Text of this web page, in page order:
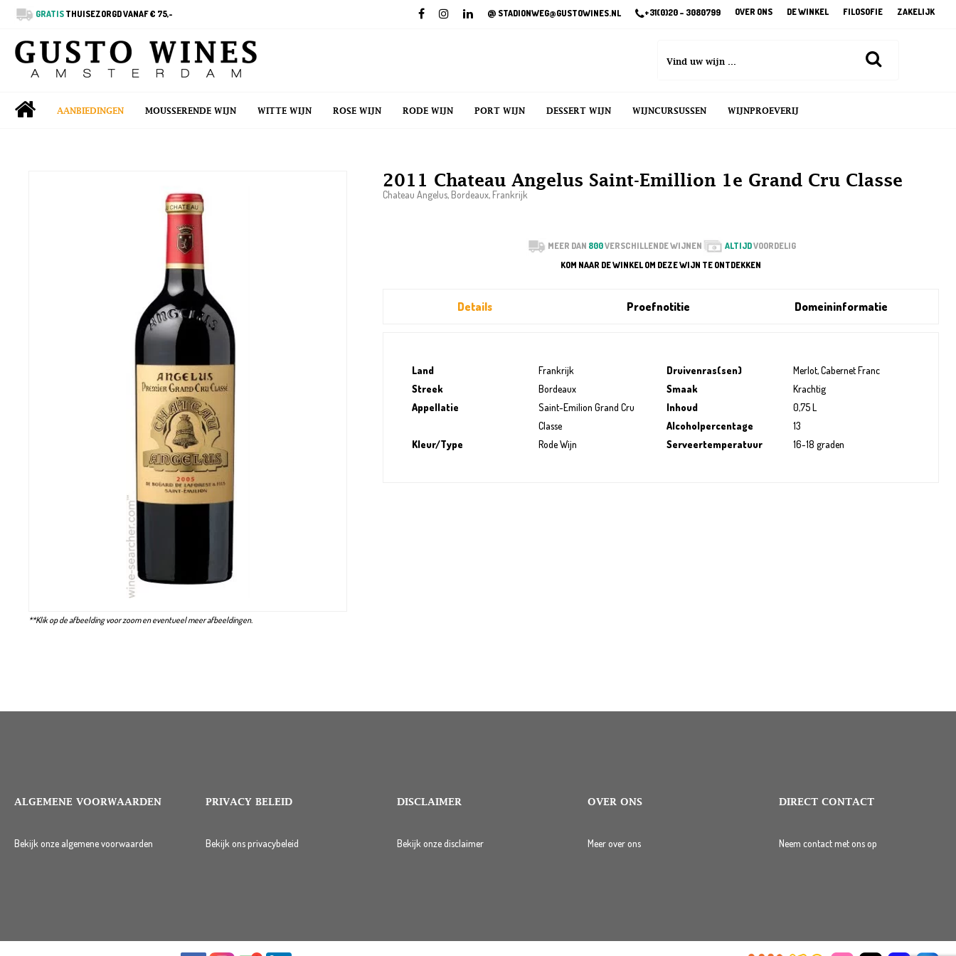
@ STADIONWEG@GUSTOWINES.NL +31(0)20 – 3080799 OVER ONS DE WINKEL FILOSOFIE ZAKELIJK
GRATIS THUISEZORGD VANAF € 75,-
AANBIEDINGEN MOUSSERENDE WIJN WITTE WIJN ROSE WIJN RODE WIJN PORT WIJN DESSERT WIJN WIJNCURSUSSEN WIJNPROEVERIJ
**Klik op de afbeelding voor zoom en eventueel meer afbeeldingen.
2011 Chateau Angelus Saint-Emillion 1e Grand Cru Classe
Chateau Angelus, Bordeaux, Frankrijk
MEER DAN 800VERSCHILLENDE WIJNEN ALTIJDVOORDELIG
KOM NAAR DE WINKEL OM DEZE WIJN TE ONTDEKKEN
Details Proefnotitie Domeininformatie
Land
Frankrijk
Streek
Bordeaux
Appellatie
Saint-Emilion Grand Cru
Classe
Kleur/Type
Rode Wijn
Druivenras(sen)
Merlot, Cabernet Franc
Smaak
Krachtig
Inhoud
0,75 L
Alcoholpercentage
13
Serveertemperatuur
16-18 graden
ALGEMENE VOORWAARDEN
Bekijk onze algemene voorwaarden
PRIVACY BELEID
Bekijk ons privacybeleid
DISCLAIMER
Bekijk onze disclaimer
OVER ONS
Meer over ons
DIRECT CONTACT
Neem contact met ons op